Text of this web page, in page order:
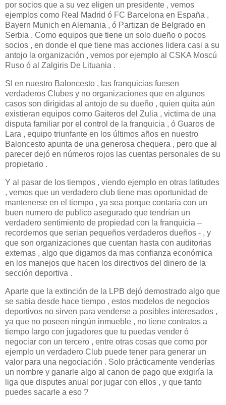
por socios que a su vez eligen un presidente , vemos
ejemplos como Real Madrid ó FC Barcelona en España ,
Bayern Munich en Alemania , ó Partizan de Belgrado en
Serbia . Como equipos que tiene un solo dueño o pocos
socios , en donde el que tiene mas acciones lidera casi a su
antojo la organización , vemos por ejemplo al CSKA Moscú
Ruso ó al Zalgiris De Lituania .
SI en nuestro Baloncesto , las franquicias fuesen
verdaderos Clubes y no organizaciones que en algunos
casos son dirigidas al antojo de su dueño , quien quita aún
existieran equipos como Gaiteros del Zulia , victima de una
disputa familiar por el control de la franquicia , ó Guaros de
Lara , equipo triunfante en los últimos años en nuestro
Baloncesto apunta de una generosa chequera , pero que al
parecer dejó en números rojos las cuentas personales de su
propietario .
Y al pasar de los tiempos , viendo ejemplo en otras latitudes
, vemos que un verdadero club tiene mas oportunidad de
mantenerse en el tiempo , ya sea porque contaría con un
buen numero de publico asegurado que tendrían un
verdadero sentimiento de propiedad con la franquicia –
recordemos que serian pequeños verdaderos dueños - , y
que son organizaciones que cuentan hasta con auditorias
externas , algo que digamos da mas confianza económica
en los manejos que hacen los directivos del dinero de la
sección deportiva .
Aparte que la extinción de la LPB dejó demostrado algo que
se sabia desde hace tiempo , estos modelos de negocios
deportivos no sirven para venderse a posibles interesados ,
ya que no poseen ningún inmueble , no tiene contratos a
tiempo largo con jugadores que tu puedas vender ó
negociar con un tercero , entre otras cosas que como por
ejemplo un verdadero Club puede tener para generar un
valor para una negociación . Solo prácticamente venderías
un nombre y ganarle algo al canon de pago que exigiría la
liga que disputes anual por jugar con ellos , y que tanto
puedes sacarle a eso ?